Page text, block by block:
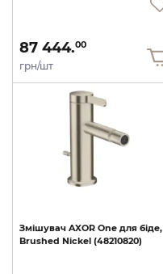
87 444.00
грн/шт
Змішувач AXOR One для біде,
Brushed Nickel (48210820)